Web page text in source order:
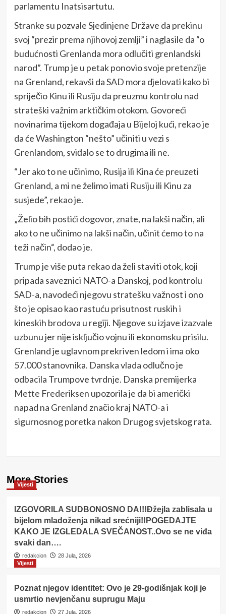
parlamentu Inatsisartutu.
Stranke su pozvale Sjedinjene Države da prekinu
svoj “prezir prema njihovoj zemlji” i naglasile da “o
budućnosti Grenlanda mora odlučiti grenlandski
narod”. Trump je u petak ponovio svoje pretenzije
na Grenland, rekavši da SAD mora djelovati kako bi
spriječio Kinu ili Rusiju da preuzmu kontrolu nad
strateški važnim arktičkim otokom. Govoreći
novinarima tijekom događaja u Bijeloj kući, rekao je
da će Washington “nešto” učiniti u vezi s
Grenlandom, sviđalo se to drugima ili ne.
“Jer ako to ne učinimo, Rusija ili Kina će preuzeti
Grenland, a mi ne želimo imati Rusiju ili Kinu za
susjede”, rekao je.
„Želio bih postići dogovor, znate, na lakši način, ali
ako to ne učinimo na lakši način, učinit ćemo to na
teži način“, dodao je.
Trump je više puta rekao da želi staviti otok, koji
pripada saveznici NATO-a Danskoj, pod kontrolu
SAD-a, navodeći njegovu stratešku važnost i ono
što je opisao kao rastuću prisutnost ruskih i
kineskih brodova u regiji. Njegove su izjave izazvale
uzbunu jer nije isključio vojnu ili ekonomsku prisilu.
Grenland je uglavnom prekriven ledom i ima oko
57.000 stanovnika. Danska vlada odlučno je
odbacila Trumpove tvrdnje. Danska premijerka
Mette Frederiksen upozorila je da bi američki
napad na Grenland značio kraj NATO-a i
sigurnosnog poretka nakon Drugog svjetskog rata.
More Stories
Vijesti
IZGOVORILA SUDBONOSNO DA!!!Đžejla zablisala u
bijelom mladoženja nikad srećniji!!POGEDAJTE
KAKO JE IZGLEDALA SVEČANOST..Ovo se ne viđa
svaki dan….
redakcion
28 Jula, 2026
Vijesti
Poznat njegov identitet: Ovo je 29-godišnjak koji je
usmrtio nevjenčanu suprugu Maju
redakcion 27 Jula, 2026